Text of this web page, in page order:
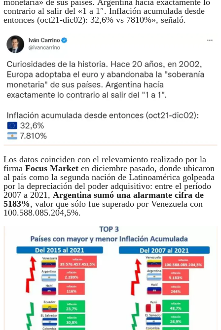
monetaria» de sus países. Argentina hacía exactamente lo
contrario al salir del «1 a 1″. Inflación acumulada desde
entonces (oct21-dic02): 32,6% vs 7810%», señaló.
Los datos coinciden con el relevamiento realizado por la
firma Focus Marketen diciembre pasado, donde ubicaron
al país como la segunda nación de Latinoamérica golpeada
por la depreciación del poder adquisitivo: entre el período
2007 a 2021, Argentina sumó una alarmante cifra de
5183%, valor que sólo fue superado por Venezuela con
100.588.085.204,5%.